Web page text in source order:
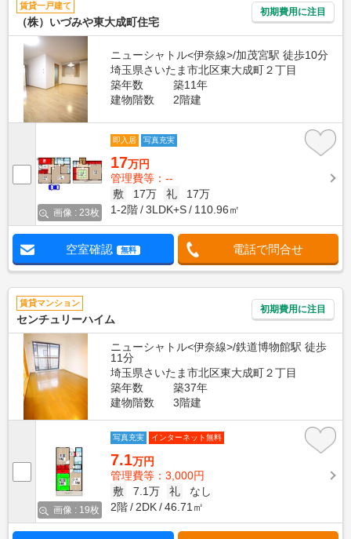
賃貸一戸建て
（株）いづみや東大成町住宅
初期費用に注目
ニューシャトル<伊奈線>/加茂宮駅 徒歩10分
埼玉県さいたま市北区東大成町２丁目
築年数
築11年
建物階数
2階建
画像 : 23枚
即入居 写真充実
17万円
管理費等：--
敷
17万 礼
17万
1-2階
3LDK+S 110.96㎡
空室確認 無料 電話で問合せ
賃貸マンション
センチュリーハイム
初期費用に注目
ニューシャトル<伊奈線>/鉄道博物館駅 徒歩
11分
埼玉県さいたま市北区東大成町２丁目
築年数
築37年
建物階数
3階建
画像 : 19枚
写真充実 インターネット無料
7.1万円
管理費等：3,000円
敷
7.1万 礼
なし
2階
2DK 46.71㎡